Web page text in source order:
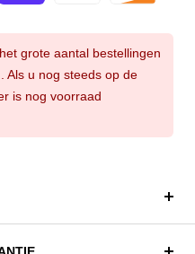
grote aantal bestellingen
Als u nog steeds op de
is nog voorraad